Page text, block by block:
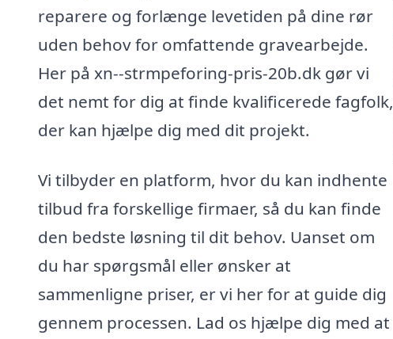
reparere og forlænge levetiden på dine rør
uden behov for omfattende gravearbejde.
Her på xn--strmpeforing-pris-20b.dk gør vi
det nemt for dig at finde kvalificerede fagfolk,
der kan hjælpe dig med dit projekt.
Vi tilbyder en platform, hvor du kan indhente
tilbud fra forskellige firmaer, så du kan finde
den bedste løsning til dit behov. Uanset om
du har spørgsmål eller ønsker at
sammenligne priser, er vi her for at guide dig
gennem processen. Lad os hjælpe dig med at